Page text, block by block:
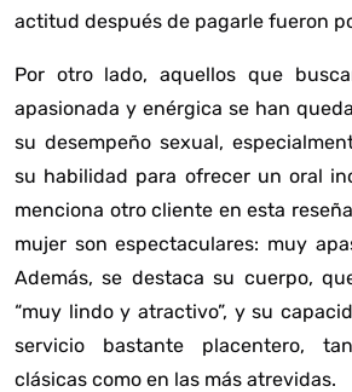
actitud después de pagarle fueron
Por otro lado, aquellos que
apasionada y enérgica se han
su desempeño sexual,
su habilidad para ofrecer un oral
menciona otro cliente en esta reseña
mujer son espectaculares: muy
Además, se destaca su cuerpo,
“muy lindo y atractivo”, y su
servicio bastante placentero,
clásicas como en las más atrevidas.